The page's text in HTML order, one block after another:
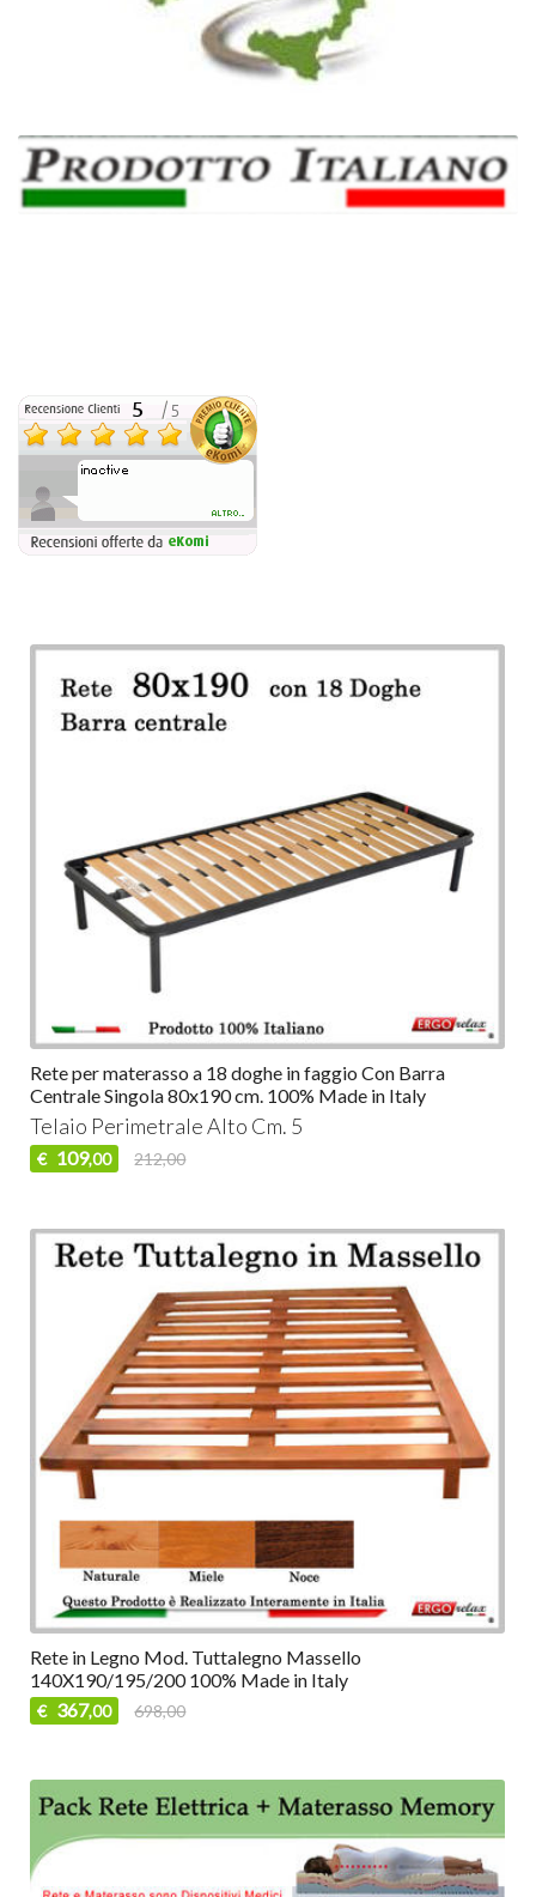
Rete per materasso a 18 doghe in faggio Con Barra
Centrale Singola 80x190 cm. 100% Made in Italy
Telaio Perimetrale Alto Cm. 5
€ 109,00 212,00
Rete in Legno Mod. Tuttalegno Massello
140X190/195/200 100% Made in Italy
€ 367,00 698,00